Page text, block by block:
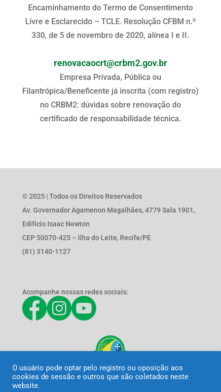
Encaminhamento do Termo de Consentimento
Livre e Esclarecido – TCLE. Resolução CFBM n.º
330, de 5 de novembro de 2020, alínea I e II.
renovacaocrt@crbm2.gov.br
Empresa Privada, Pública ou
Filantrópica/Beneficente já inscrita (com registro)
no CRBM2: dúvidas sobre renovação do
certificado de responsabilidade técnica.
© 2025 | Todos os Direitos Reservados
Av. Governador Agamenon Magalhães, 4779 Sala 1901,
Edifício Isaac Newton
CEP 50070-425 – Ilha do Leite, Recife/PE
(81) 3140-1127
Acompanhe nossas redes sociais:
O usuário pode optar pelo registro ou oposição aos
cookies de sessão e outros que são coletados neste
website.